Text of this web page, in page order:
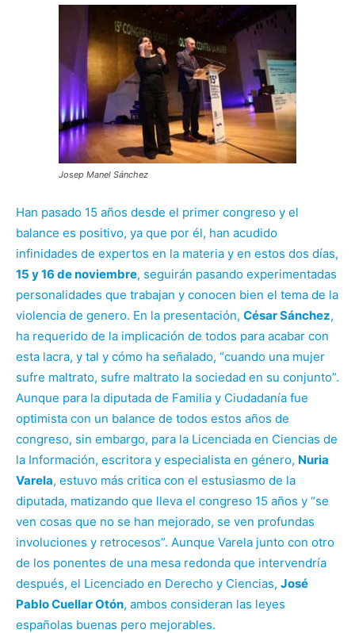
Josep Manel Sánchez
Han pasado 15 años desde el primer congreso y el
balance es positivo, ya que por él, han acudido
infinidades de expertos en la materia y en estos dos días,
15 y 16 de noviembre, seguirán pasando experimentadas
personalidades que trabajan y conocen bien el tema de la
violencia de genero. En la presentación, César Sánchez,
ha requerido de la implicación de todos para acabar con
esta lacra, y tal y cómo ha señalado, “cuando una mujer
sufre maltrato, sufre maltrato la sociedad en su conjunto”.
Aunque para la diputada de Familia y Ciudadanía fue
optimista con un balance de todos estos años de
congreso, sin embargo, para la Licenciada en Ciencias de
la Información, escritora y especialista en género, Nuria
Varela, estuvo más critica con el estusiasmo de la
diputada, matizando que lleva el congreso 15 años y “se
ven cosas que no se han mejorado, se ven profundas
involuciones y retrocesos”. Aunque Varela junto con otro
de los ponentes de una mesa redonda que intervendría
después, el Licenciado en Derecho y Ciencias, José
Pablo Cuellar Otón, ambos consideran las leyes
españolas buenas pero mejorables.